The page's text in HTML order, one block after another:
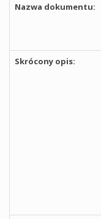
Nazwa dokumentu:
Skrócony opis: